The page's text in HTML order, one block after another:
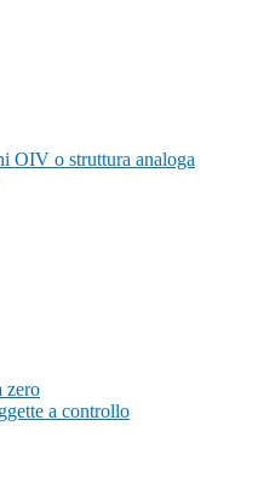
OIV o struttura analoga
zero
a controllo